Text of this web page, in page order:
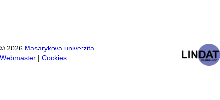
© 2026 Masarykova univerzita
Webmaster
Cookies